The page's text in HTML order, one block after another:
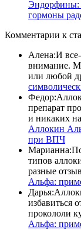
Эндорфины:
гормоны
Комментарии к
Алена:И
внимание.
или любой
Федор:
препарат
и никаких
Аллокин
при ВПЧ
Марианна:
типов
разные
Альфа:
Дарья:
избавиться
прокололи
Альфа: